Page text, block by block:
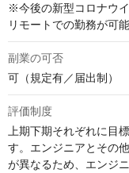
※今後の新型コロナウ
リモートでの勤務が可能
副業の可否
可（規定有／届出制）
評価制度
上期下期それぞれに目
す。エンジニアとその
が異なるため、エンジ